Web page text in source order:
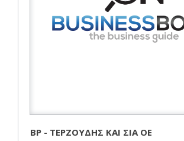
BP - ΤΕΡΖΟΥΔΗΣ ΚΑΙ ΣΙΑ ΟΕ